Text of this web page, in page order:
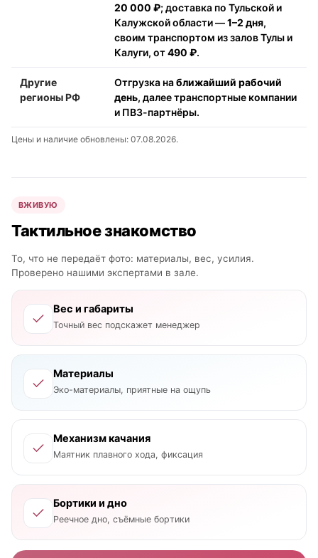
20 000 ₽; доставка по Тульской и
Калужской области —1–2 дня,
своим транспортом из залов Тулы и
Калуги, от490 ₽.
Другие
регионы РФ
Отгрузка наближайший рабочий
день, далее транспортные компании
и ПВЗ-партнёры.
Цены и наличие обновлены: 07.08.2026.
ВЖИВУЮ
Тактильное знакомство
То, что не передаёт фото: материалы, вес, усилия.
Проверено нашими экспертами в зале.
Вес и габариты
Точный вес подскажет менеджер
Материалы
Эко-материалы, приятные на ощупь
Механизм качания
Маятник плавного хода, фиксация
Бортики и дно
Реечное дно, съёмные бортики